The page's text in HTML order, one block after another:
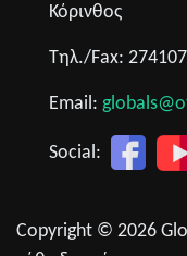
Κόρινθος
Τηλ./Fax:
Email:
Social:
Copyright © 2026